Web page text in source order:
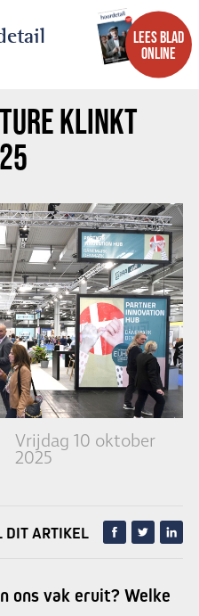
LEES BLAD
ONLINE
KLINKT
Vrijdag 10 oktober
2025
DIT ARTIKEL
ons vak eruit? Welke